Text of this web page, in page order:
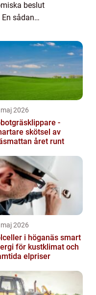
beslut
sådan
2026
-
skötsel av
året runt
2026
i höganäs smart
för kustklimat och
elpriser